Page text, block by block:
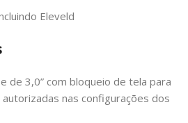
Eleveld
de 3,0” com bloqueio de tela para
nas configurações dos